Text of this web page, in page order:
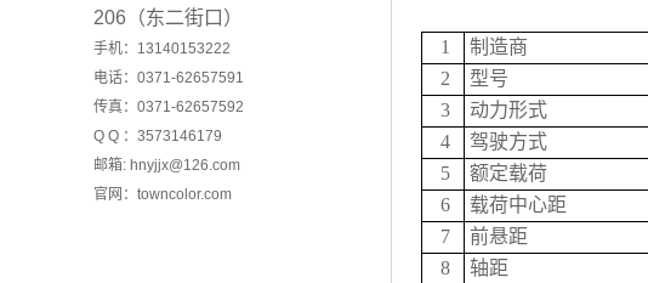
206（东二街口）
手机：13140153222
电话：0371-62657591
传真：0371-62657592
Q Q ：3573146179
邮箱: hnyjjx@126.com
官网： towncolor.com
1 制造商
2
型号
3
动力形式
4
驾驶方式
5
额定载荷
6
载荷中心距
7
前悬距
8
轴距